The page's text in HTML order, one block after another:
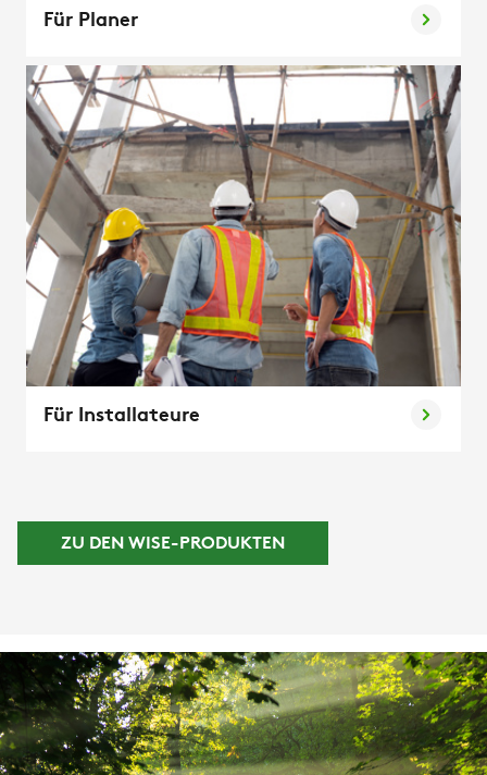
Für Planer
Für Installateure
ZU DEN WISE-PRODUKTEN